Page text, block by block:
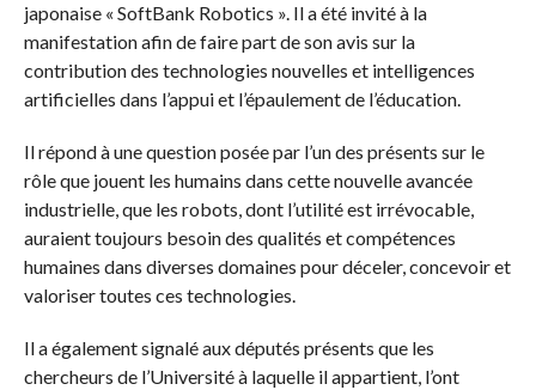
japonaise « SoftBank Robotics ». Il a été invité à la
manifestation afin de faire part de son avis sur la
contribution des technologies nouvelles et intelligences
artificielles dans l’appui et l’épaulement de l’éducation.
Il répond à une question posée par l’un des présents sur le
rôle que jouent les humains dans cette nouvelle avancée
industrielle, que les robots, dont l’utilité est irrévocable,
auraient toujours besoin des qualités et compétences
humaines dans diverses domaines pour déceler, concevoir et
valoriser toutes ces technologies.
Il a également signalé aux députés présents que les
chercheurs de l’Université à laquelle il appartient, l’ont